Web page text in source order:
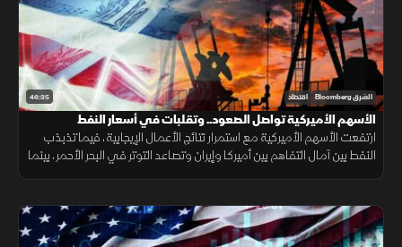
46:35 الشرق Bloomberg اقتصاد
الأسهم الأميركية تواصل الصعود.. وتقلبات في أسعار النفط
ارتفعت الأسهم الأميركية مع استمرار نتائج الأعمال الإيجابية، فيما تذبذب
النفط بين آمال التفاهم بين أميركا وإيران وتصاعد التوتر في البحر الأحمر، بينما